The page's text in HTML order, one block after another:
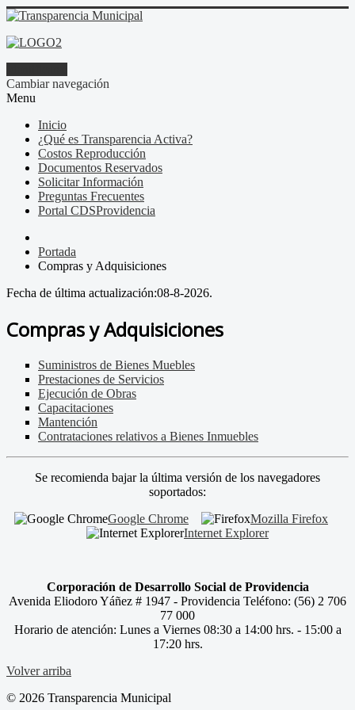
Cambiar navegación
Menu
Inicio
¿Qué es Transparencia Activa?
Costos Reproducción
Documentos Reservados
Solicitar Información
Preguntas Frecuentes
Portal CDSProvidencia
Portada
Compras y Adquisiciones
Fecha de última actualización:08-8-2026.
Compras y Adquisiciones
Suministros de Bienes Muebles
Prestaciones de Servicios
Ejecución de Obras
Capacitaciones
Mantención
Contrataciones relativos a Bienes Inmuebles
Se recomienda bajar la última versión de los navegadores
soportados:
Google Chrome
Mozilla Firefox
Internet Explorer
Corporación de Desarrollo Social de Providencia
Avenida Eliodoro Yáñez # 1947 - Providencia Teléfono: (56) 2 706
77 000
Horario de atención: Lunes a Viernes 08:30 a 14:00 hrs. - 15:00 a
17:20 hrs.
Volver arriba
© 2026 Transparencia Municipal